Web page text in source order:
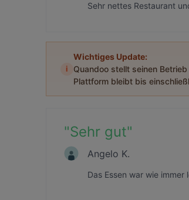
Sehr nettes Restaurant
i
Wichtiges Update:
Quandoo stellt seinen
Plattform bleibt bis
"Sehr gut"
Angelo K.
Das Essen war wie